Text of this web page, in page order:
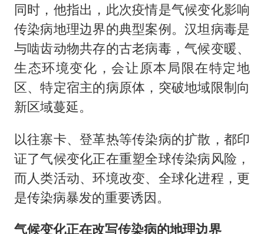
同时，他指出，此次疫情是气候变化影响
传染病地理边界的典型案例。汉坦病毒是
与啮齿动物共存的古老病毒，气候变暖、
生态环境变化，会让原本局限在特定地
区、特定宿主的病原体，突破地域限制向
新区域蔓延。
以往寨卡、登革热等传染病的扩散，都印
证了气候变化正在重塑全球传染病风险，
而人类活动、环境改变、全球化进程，更
是传染病暴发的重要诱因。
气候变化正在改写传染病的地理边界